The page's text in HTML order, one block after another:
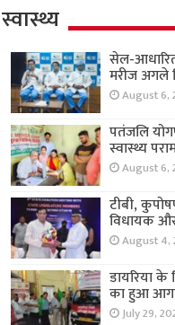
स्वास्थ्य
सेल-आधारित
मरीज अगले
August 6,
पतंजलि
स्वास्थ्य
August 6,
टीबी,
विधायक
August 4,
डायरिया के
का हुआ
July 29,